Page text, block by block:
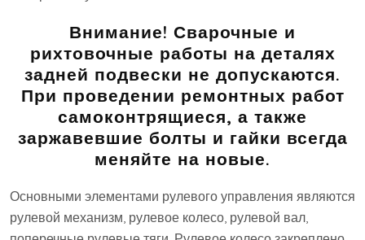
Внимание! Сварочные и
рихтовочные работы на деталях
задней подвески не допускаются.
При проведении ремонтных работ
самоконтрящиеся, а также
заржавевшие болты и гайки всегда
меняйте на новые.
Основными элементами рулевого управления являются
рулевой механизм, рулевое колесо, рулевой вал,